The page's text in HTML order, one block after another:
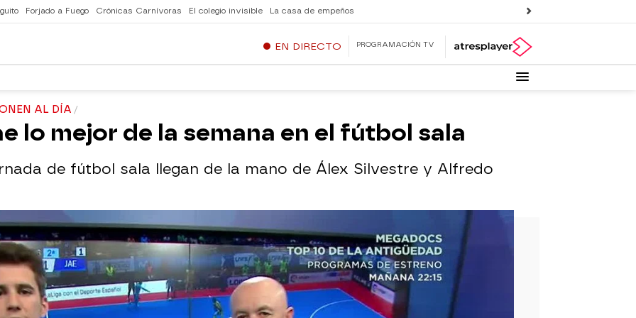
Forjado a Fuego Crónicas Carnívoras El colegio invisible La casa de empeños
EN DIRECTO PROGRAMACIÓN TV
AL DÍA
lo mejor de la semana en el fútbol sala
de fútbol sala llegan de la mano de Álex Silvestre y Alfredo